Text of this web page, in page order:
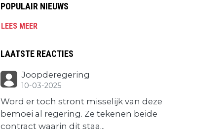
POPULAIR NIEUWS
LEES MEER
LAATSTE REACTIES
Joopderegering
10-03-2025
Word er toch stront misselijk van deze
bemoei al regering. Ze tekenen beide
contract waarin dit staa...